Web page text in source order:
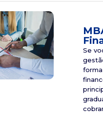
Se